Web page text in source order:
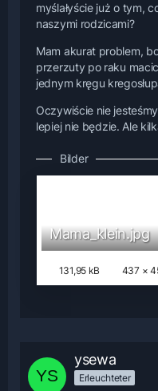
myślałyście już o tym,
naszymi rodzicami?
Mam akurat problem,
przerzuty po raku
jednym kręgu
Oczywiście nie
lepiej nie będzie. Ale
Bilder
Mama_klein.jpg
131,95 kB 437 ×
ysewa
Erleuchteter